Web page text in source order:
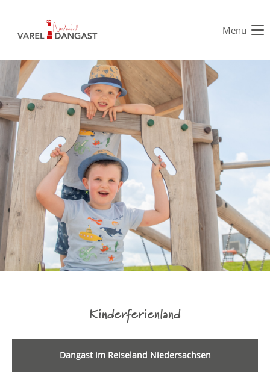
Der Eintrag "offcanvas-col1" existiert leider nicht.
Der Eintrag "offcanvas-col2" existiert leider nicht.
Der Eintrag "offcanvas-col3" existiert leider nicht.
Der Eintrag "offcanvas-col4" existiert leider nicht.
Menu
Kinderferienland
Dangast im Reiseland Niedersachsen